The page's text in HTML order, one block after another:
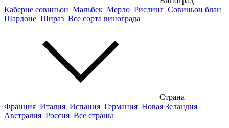
Каберне совиньон Мальбек Мерло Рислинг Совиньон блан
Шардоне Шираз Все сорта винограда
Страна
Франция Италия Испания Германия Новая Зеландия
Австралия Россия Все страны